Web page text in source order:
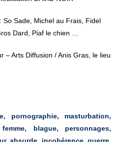
So Sade, Michel au Frais, Fidel
Dard, Piaf le chien …
– Arts Diffusion / Anis Gras, le lieu
pornographie, masturbation,
blague, personnages,
absurde, incohérence, guerre,